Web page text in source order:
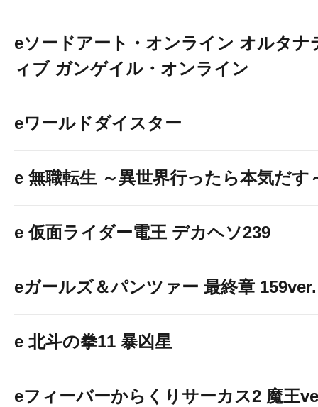
eソードアート・オンライン オルタナ
ィブ ガンゲイル・オンライン
eワールドダイスター
e 無職転生 ～異世界行ったら本気だす
e 仮面ライダー電王 デカヘソ239
eガールズ＆パンツァー 最終章 159ver.
e 北斗の拳11 暴凶星
eフィーバーからくりサーカス2 魔王